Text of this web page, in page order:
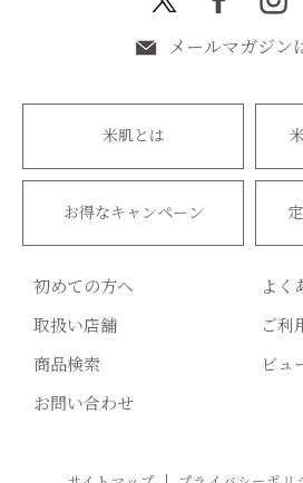
メールマガジン
米肌とは
お得なキャンペーン
初めての方へ
よく
取扱い店舗
ご利
商品検索
ビュ
お問い合わせ